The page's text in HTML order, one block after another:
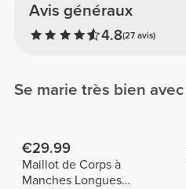
Avis généraux
4.8(27 avis)
Se marie très bien avec
€29.99
Maillot de Corps à
Manches Longues